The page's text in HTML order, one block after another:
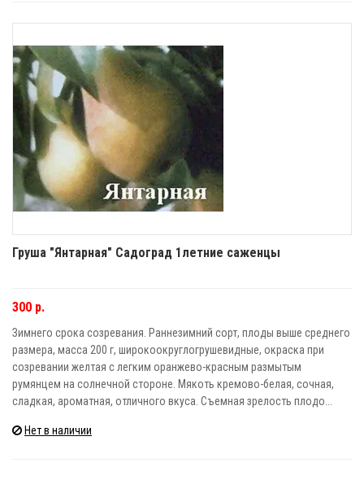
Груша "Янтарная" Садоград 1летние саженцы
300 р.
Зимнего срока созревания. Раннезимний сорт, плоды выше среднего
размера, масса 200 г, широкоокруглогрушевидные, окраска при
созревании желтая с легким оранжево-красным размытым
румянцем на солнечной стороне. Мякоть кремово-белая, сочная,
сладкая, ароматная, отличного вкуса. Съемная зрелость плодо...
Нет в наличии